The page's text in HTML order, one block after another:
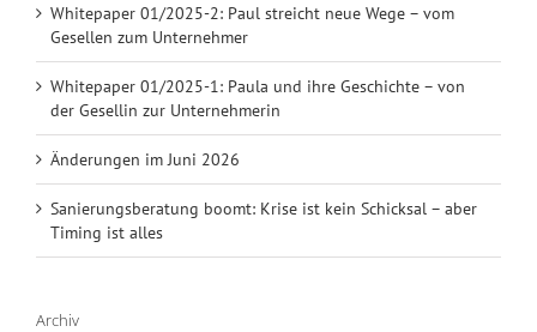
Whitepaper 01/2025-2: Paul streicht neue Wege – vom
Gesellen zum Unternehmer
Whitepaper 01/2025-1: Paula und ihre Geschichte – von
der Gesellin zur Unternehmerin
Änderungen im Juni 2026
Sanierungsberatung boomt: Krise ist kein Schicksal – aber
Timing ist alles
Archiv